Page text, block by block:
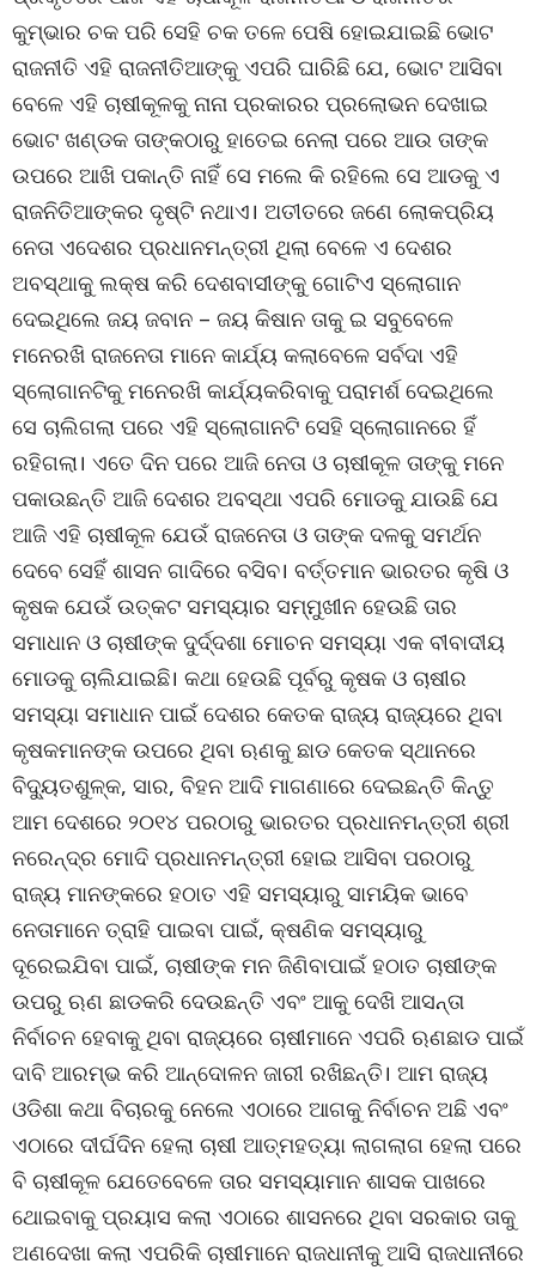
କୁମ୍ଭାର ଚକ ପରି ସେହି ଚକ ତଳେ ପେଷି ହୋଇଯାଇଛି ଭୋଟ
ରାଜନୀତି ଏହି ରାଜନୀତିଆଙ୍କୁ ଏପରି ଘାରିଛି ଯେ, ଭୋଟ ଆସିବା
ବେଳେ ଏହି ଚାଷୀକୂଳକୁ ନାନା ପ୍ରକାରର ପ୍ରଲୋଭନ ଦେଖାଇ
ଭୋଟ ଖଣ୍ଡକ ତାଙ୍କଠାରୁ ହାତେଇ ନେଲା ପରେ ଆଉ ତାଙ୍କ
ଉପରେ ଆଖି ପକାନ୍ତି ନାହିଁ ସେ ମଲେ କି ରହିଲେ ସେ ଆଡକୁ ଏ
ରାଜନିତିଆଙ୍କର ଦୃଷ୍ଟି ନଥାଏ। ଅତୀତରେ ଜଣେ ଲୋକପ୍ରିୟ
ନେତା ଏଦେଶର ପ୍ରଧାନମନ୍ତ୍ରୀ ଥିଲା ବେଳେ ଏ ଦେଶର
ଅବସ୍ଥାକୁ ଲକ୍ଷ କରି ଦେଶବାସୀଙ୍କୁ ଗୋଟିଏ ସ୍ଲୋଗାନ
ଦେଇଥିଲେ ଜୟ ଜବାନ – ଜୟ କିଷାନ ତାକୁ ଇ ସବୁବେଳେ
ମନେରଖି ରାଜନେତା ମାନେ କାର୍ଯ୍ୟ କଲାବେଳେ ସର୍ବଦା ଏହି
ସ୍ଲୋଗାନଟିକୁ ମନେରଖି କାର୍ଯ୍ୟକରିବାକୁ ପରାମର୍ଶ ଦେଇଥିଲେ
ସେ ଚାଲିଗଲା ପରେ ଏହି ସ୍ଲୋଗାନଟି ସେହି ସ୍ଲୋଗାନରେ ହିଁ
ରହିଗଲା। ଏତେ ଦିନ ପରେ ଆଜି ନେତା ଓ ଚାଷୀକୂଳ ତାଙ୍କୁ ମନେ
ପକାଉଛନ୍ତି ଆଜି ଦେଶର ଅବସ୍ଥା ଏପରି ମୋଡକୁ ଯାଉଛି ଯେ
ଆଜି ଏହି ଚାଷୀକୂଳ ଯେଉଁ ରାଜନେତା ଓ ତାଙ୍କ ଦଳକୁ ସମର୍ଥନ
ଦେବେ ସେହିଁ ଶାସନ ଗାଦିରେ ବସିବ। ବର୍ତ୍ତମାନ ଭାରତର କୃଷି ଓ
କୃଷକ ଯେଉଁ ଉତ୍କଟ ସମସ୍ୟାର ସମ୍ମୁଖୀନ ହେଉଛି ତାର
ସମାଧାନ ଓ ଚାଷୀଙ୍କ ଦୁର୍ଦ୍ଦଶା ମୋଚନ ସମସ୍ୟା ଏକ ବୀବାଦୀୟ
ମୋଡକୁ ଚାଲିଯାଇଛି। କଥା ହେଉଛି ପୂର୍ବରୁ କୃଷକ ଓ ଚାଷୀର
ସମସ୍ୟା ସମାଧାନ ପାଇଁ ଦେଶର କେତକ ରାଜ୍ୟ ରାଜ୍ୟରେ ଥିବା
କୃଷକମାନଙ୍କ ଉପରେ ଥିବା ଋଣକୁ ଛାଡ କେତକ ସ୍ଥାନରେ
ବିଦ୍ୟୁତଶୁଳ୍କ, ସାର, ବିହନ ଆଦି ମାଗଣାରେ ଦେଇଛନ୍ତି କିନ୍ତୁ
ଆମ ଦେଶରେ ୨୦୧୪ ପରଠାରୁ ଭାରତର ପ୍ରଧାନମନ୍ତ୍ରୀ ଶ୍ରୀ
ନରେନ୍ଦ୍ର ମୋଦି ପ୍ରଧାନମନ୍ତ୍ରୀ ହୋଇ ଆସିବା ପରଠାରୁ
ରାଜ୍ୟ ମାନଙ୍କରେ ହଠାତ ଏହି ସମସ୍ୟାରୁ ସାମୟିକ ଭାବେ
ନେତାମାନେ ତ୍ରାହି ପାଇବା ପାଇଁ, କ୍ଷଣିକ ସମସ୍ୟାରୁ
ଦୂରେଇଯିବା ପାଇଁ, ଚାଷୀଙ୍କ ମନ ଜିଣିବାପାଇଁ ହଠାତ ଚାଷୀଙ୍କ
ଉପରୁ ଋଣ ଛାଡକରି ଦେଉଛନ୍ତି ଏବଂ ଆକୁ ଦେଖି ଆସନ୍ତା
ନିର୍ବାଚନ ହେବାକୁ ଥିବା ରାଜ୍ୟରେ ଚାଷୀମାନେ ଏପରି ଋଣଛାଡ ପାଇଁ
ଦାବି ଆରମ୍ଭ କରି ଆନ୍ଦୋଳନ ଜାରୀ ରଖିଛନ୍ତି। ଆମ ରାଜ୍ୟ
ଓଡିଶା କଥା ବିଚାରକୁ ନେଲେ ଏଠାରେ ଆଗକୁ ନିର୍ବାଚନ ଅଛି ଏବଂ
ଏଠାରେ ଦୀର୍ଘଦିନ ହେଲା ଚାଷୀ ଆତ୍ମହତ୍ୟା ଲାଗଲାଗ ହେଲା ପରେ
ବି ଚାଷୀକୂଳ ଯେତେବେଳେ ତାର ସମସ୍ୟାମାନ ଶାସକ ପାଖରେ
ଥୋଇବାକୁ ପ୍ରୟାସ କଲା ଏଠାରେ ଶାସନରେ ଥିବା ସରକାର ତାକୁ
ଅଣଦେଖା କଲା ଏପରିକି ଚାଷୀମାନେ ରାଜଧାନୀକୁ ଆସି ରାଜଧାନୀରେ